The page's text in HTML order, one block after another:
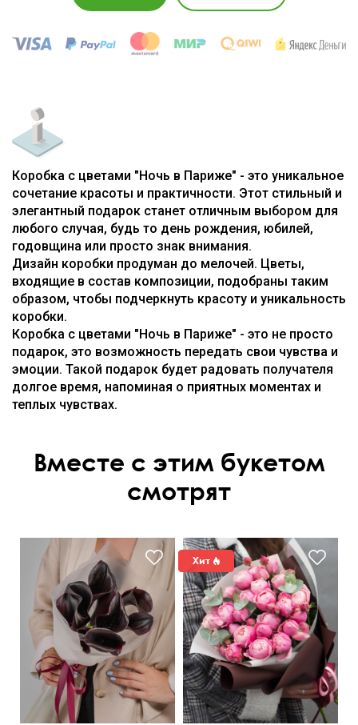
Коробка с цветами "Ночь в Париже" - это уникальное
сочетание красоты и практичности. Этот стильный и
элегантный подарок станет отличным выбором для
любого случая, будь то день рождения, юбилей,
годовщина или просто знак внимания.
Дизайн коробки продуман до мелочей. Цветы,
входящие в состав композиции, подобраны таким
образом, чтобы подчеркнуть красоту и уникальность
коробки.
Коробка с цветами "Ночь в Париже" - это не просто
подарок, это возможность передать свои чувства и
эмоции. Такой подарок будет радовать получателя
долгое время, напоминая о приятных моментах и
теплых чувствах.
Вместе с этим букетом
смотрят